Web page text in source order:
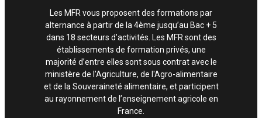
Les MFR vous proposent des formations par
alternance à partir de la 4ème jusqu’au Bac + 5
dans 18 secteurs d’activités. Les MFR sont des
établissements de formation privés, une
majorité d’entre elles sont sous contrat avec le
ministère de l'Agriculture, de l'Agro-alimentaire
et de la Souveraineté alimentaire, et participent
au rayonnement de l’enseignement agricole en
France.